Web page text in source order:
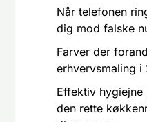
Når telefonen
dig mod falske
Farver der
erhvervsmaling i
Effektiv
den rette